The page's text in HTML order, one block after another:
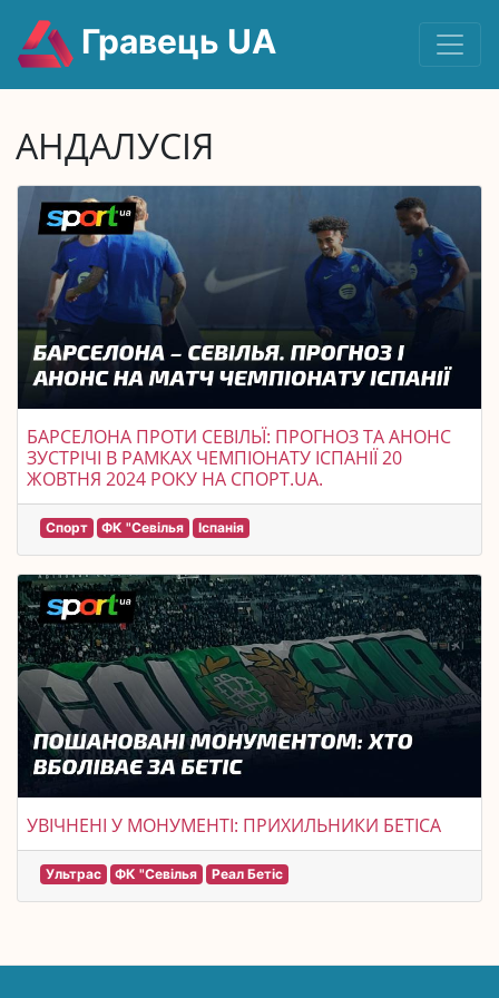
Гравець UA
АНДАЛУСІЯ
БАРСЕЛОНА ПРОТИ СЕВІЛЬЇ: ПРОГНОЗ ТА АНОНС
ЗУСТРІЧІ В РАМКАХ ЧЕМПІОНАТУ ІСПАНІЇ 20
ЖОВТНЯ 2024 РОКУ НА СПОРТ.UA.
Спорт ФК "Севілья Іспанія
УВІЧНЕНІ У МОНУМЕНТІ: ПРИХИЛЬНИКИ БЕТІСА
Ультрас ФК "Севілья Реал Бетіс